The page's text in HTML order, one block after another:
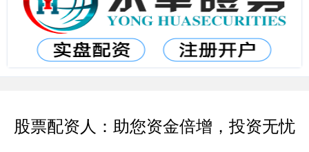
股票配资人：助您资金倍增，投资无忧